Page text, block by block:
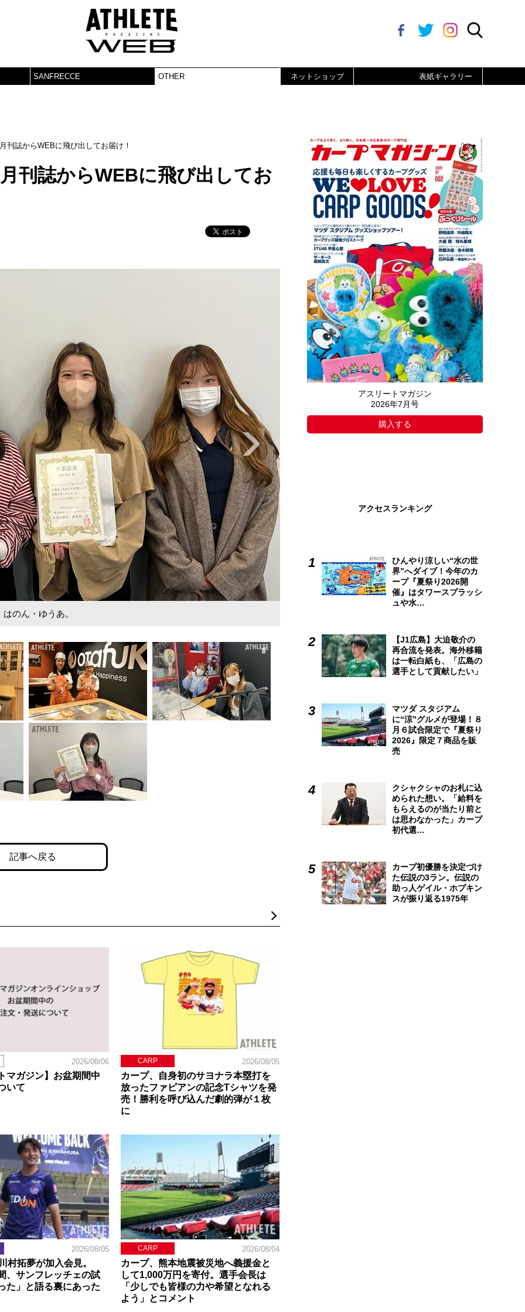
SANFRECCE OTHER ネットショップ 表紙ギャラリー
刊誌からWEBに飛び出してお届け！
刊誌からWEBに飛び出してお
のん・ゆうあ。
記事へ戻る
2026/08/06
マガジン】お盆期間中
いて
CARP 2026/08/05
カープ、自身初のサヨナラ本塁打を
放ったファビアンの記念Tシャツを発
売！勝利を呼び込んだ劇的弾が１枚
に
2026/08/05
村拓夢が加入会見。
、サンフレッチェの試
た」と語る裏にあった
CARP 2026/08/04
カープ、熊本地震被災地へ義援金と
して1,000万円を寄付。選手会長は
「少しでも皆様の力や希望となれる
よう」とコメント
アスリートマガジン
2026年7月号
購入する
アクセスランキング
ひんやり涼しい“水の世
界”へダイブ！今年のカ
ープ『夏祭り2026開
催』はタワースプラッシ
ュや水…
【J1広島】大迫敬介の
再合流を発表。海外移籍
は一転白紙も、「広島の
選手として貢献したい」
マツダ スタジアム
に“涼”グルメが登場！８
月６試合限定で『夏祭り
2026』限定７商品を販
売
クシャクシャのお札に込
められた想い。「給料を
もらえるのが当たり前と
は思わなかった」カープ
初代選…
カープ初優勝を決定づけ
た伝説の3ラン。伝説の
助っ人ゲイル・ホプキン
スが振り返る1975年